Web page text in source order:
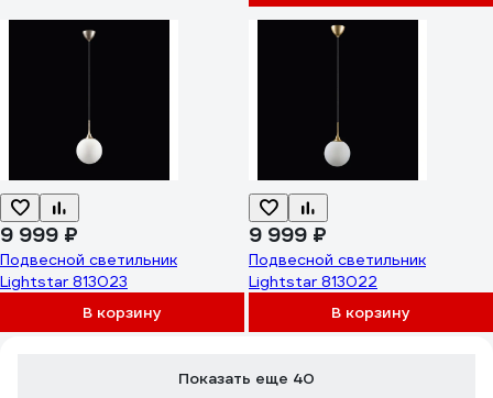
9 999 ₽
Подвесной светильник
Lightstar 813023
В корзину
9 999 ₽
Подвесной светильник
Lightstar 813022
В корзину
Показать еще 40